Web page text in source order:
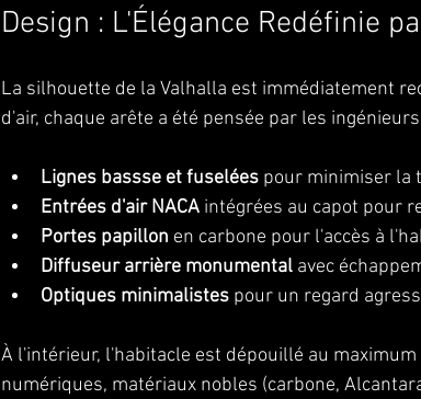
Design : L'Élégance Redéfinie
La silhouette de la Valhalla est immédiatement
d'air, chaque arête a été pensée par les
Lignes bassse et fuselées pour minimiser la
Entrées d'air NACA intégrées au capot pour
Portes papillon en carbone pour l'accès à
Diffuseur arrière monumental avec
Optiques minimalistes pour un regard
À l'intérieur, l'habitacle est dépouillé au
numériques, matériaux nobles (carbone,